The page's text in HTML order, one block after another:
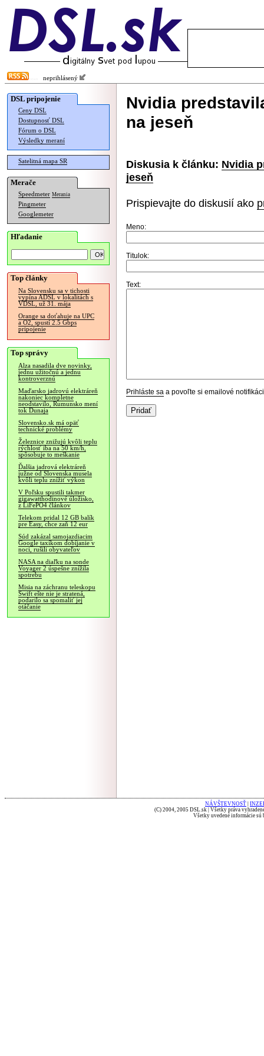
neprihlásený
DSL pripojenie
Ceny DSL
Dostupnosť DSL
Fórum o DSL
Výsledky meraní
Satelitná mapa SR
Merače
Speedmeter Merania
Pingmeter
Googlemeter
Hľadanie
Top články
Na Slovensku sa v tichosti
vypína ADSL v lokalitách s
VDSL, už 31. mája
Orange sa doťahuje na UPC
a O2, spustí 2.5 Gbps
pripojenie
Top správy
Alza nasadila dve novinky,
jednu užitočnú a jednu
kontroverznú
Maďarsko jadrovú elektráreň
nakoniec kompletne
neodstavilo, Rumunsko mení
tok Dunaja
Slovensko.sk má opäť
technické problémy
Železnice znižujú kvôli teplu
rýchlosť iba na 50 km/h,
spôsobuje to meškanie
Ďalšia jadrová elektráreň
južne od Slovenska musela
kvôli teplu znížiť výkon
V Poľsku spustili takmer
gigawatthodinové úložisko,
z LiFePO4 článkov
Telekom pridal 12 GB balík
pre Easy, chce zaň 12 eur
Súd zakázal samojazdiacim
Google taxíkom dobíjanie v
noci, rušili obyvateľov
NASA na diaľku na sonde
Voyager 2 úspešne znížila
spotrebu
Misia na záchranu teleskopu
Swift ešte nie je stratená,
podarilo sa spomaliť jej
otáčanie
Nvidia
na jeseň
Diskusia k článku: Nvidia
jeseň
Prispievajte do diskusií ako
Meno:
Titulok:
Text:
Prihláste sa a povoľte si emailové
NÁVŠTEVNOSŤ
(C) 2004, 2005 DSL.sk | Všetky práva
Všetky uvedené informácie sú